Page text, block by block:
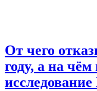
От чего
году, а на
исследование